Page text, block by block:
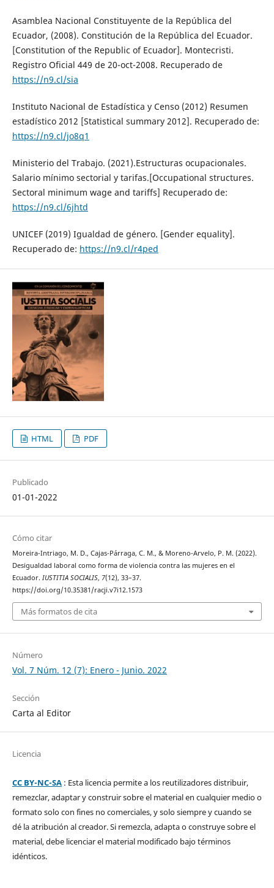
Asamblea Nacional Constituyente de la República del
Ecuador, (2008). Constitución de la República del Ecuador.
[Constitution of the Republic of Ecuador]. Montecristi.
Registro Oficial 449 de 20-oct-2008. Recuperado de
https://n9.cl/sia
Instituto Nacional de Estadística y Censo (2012) Resumen
estadístico 2012 [Statistical summary 2012]. Recuperado de:
https://n9.cl/jo8q1
Ministerio del Trabajo. (2021).Estructuras ocupacionales.
Salario mínimo sectorial y tarifas.[Occupational structures.
Sectoral minimum wage and tariffs] Recuperado de:
https://n9.cl/6jhtd
UNICEF (2019) Igualdad de género. [Gender equality].
Recuperado de: https://n9.cl/r4ped
HTML PDF
Publicado
01-01-2022
Cómo citar
Moreira-Intriago, M. D., Cajas-Párraga, C. M., & Moreno-Arvelo, P. M. (2022).
Desigualdad laboral como forma de violencia contra las mujeres en el
Ecuador. IUSTITIA SOCIALIS, 7(12), 33–37.
https://doi.org/10.35381/racji.v7i12.1573
Más formatos de cita
Número
Vol. 7 Núm. 12 (7): Enero - Junio. 2022
Sección
Carta al Editor
Licencia
CC BY-NC-SA: Esta licencia permite a los reutilizadores distribuir,
remezclar, adaptar y construir sobre el material en cualquier medio o
formato solo con fines no comerciales, y solo siempre y cuando se
dé la atribución al creador. Si remezcla, adapta o construye sobre el
material, debe licenciar el material modificado bajo términos
idénticos.